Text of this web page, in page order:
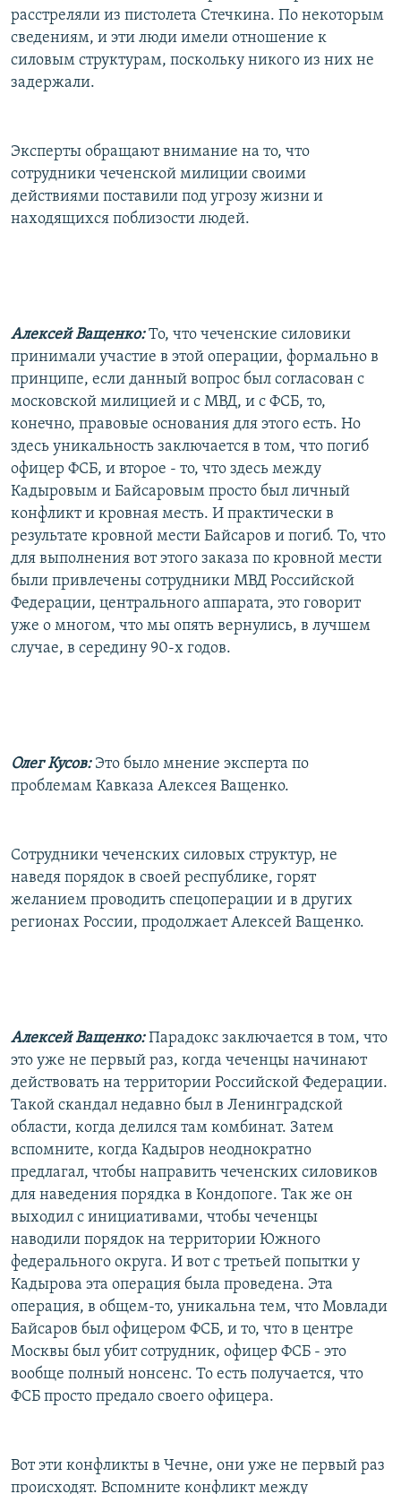
расстреляли из пистолета Стечкина. По некоторым
сведениям, и эти люди имели отношение к
силовым структурам, поскольку никого из них не
задержали.
Эксперты обращают внимание на то, что
сотрудники чеченской милиции своими
действиями поставили под угрозу жизни и
находящихся поблизости людей.
Алексей Ващенко: То, что чеченские силовики
принимали участие в этой операции, формально в
принципе, если данный вопрос был согласован с
московской милицией и с МВД, и с ФСБ, то,
конечно, правовые основания для этого есть. Но
здесь уникальность заключается в том, что погиб
офицер ФСБ, и второе - то, что здесь между
Кадыровым и Байсаровым просто был личный
конфликт и кровная месть. И практически в
результате кровной мести Байсаров и погиб. То, что
для выполнения вот этого заказа по кровной мести
были привлечены сотрудники МВД Российской
Федерации, центрального аппарата, это говорит
уже о многом, что мы опять вернулись, в лучшем
случае, в середину 90-х годов.
Олег Кусов: Это было мнение эксперта по
проблемам Кавказа Алексея Ващенко.
Сотрудники чеченских силовых структур, не
наведя порядок в своей республике, горят
желанием проводить спецоперации и в других
регионах России, продолжает Алексей Ващенко.
Алексей Ващенко: Парадокс заключается в том, что
это уже не первый раз, когда чеченцы начинают
действовать на территории Российской Федерации.
Такой скандал недавно был в Ленинградской
области, когда делился там комбинат. Затем
вспомните, когда Кадыров неоднократно
предлагал, чтобы направить чеченских силовиков
для наведения порядка в Кондопоге. Так же он
выходил с инициативами, чтобы чеченцы
наводили порядок на территории Южного
федерального округа. И вот с третьей попытки у
Кадырова эта операция была проведена. Эта
операция, в общем-то, уникальна тем, что Мовлади
Байсаров был офицером ФСБ, и то, что в центре
Москвы был убит сотрудник, офицер ФСБ - это
вообще полный нонсенс. То есть получается, что
ФСБ просто предало своего офицера.
Вот эти конфликты в Чечне, они уже не первый раз
происходят. Вспомните конфликт между